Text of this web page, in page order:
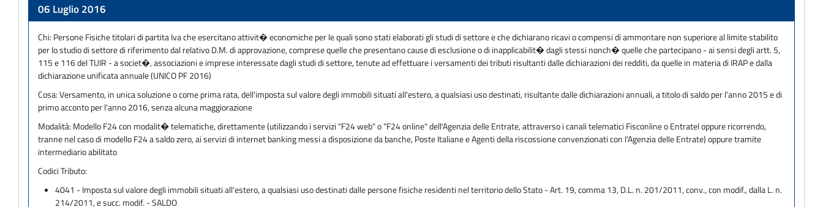
06 Luglio 2016
Chi: Persone Fisiche titolari di partita Iva che esercitano attivit� economiche per le quali sono stati elaborati gli studi di settore e che dichiarano ricavi o compensi di ammontare non superiore al limite stabilito
per lo studio di settore di riferimento dal relativo D.M. di approvazione, comprese quelle che presentano cause di esclusione o di inapplicabilit� dagli stessi nonch� quelle che partecipano - ai sensi degli artt. 5,
115 e 116 del TUIR - a societ�, associazioni e imprese interessate dagli studi di settore, tenute ad effettuare i versamenti dei tributi risultanti dalle dichiarazioni dei redditi, da quelle in materia di IRAP e dalla
dichiarazione unificata annuale (UNICO PF 2016)
Cosa:Versamento, in unica soluzione o come prima rata, dell'imposta sul valore degli immobili situati all'estero, a qualsiasi uso destinati, risultante dalle dichiarazioni annuali, a titolo di saldo per l'anno 2015 e di
primo acconto per l'anno 2016, senza alcuna maggiorazione
Modalità: Modello F24 con modalit� telematiche, direttamente (utilizzando i servizi "F24 web" o "F24 online" dell'Agenzia delle Entrate, attraverso i canali telematici Fisconline o Entratel oppure ricorrendo,
tranne nel caso di modello F24 a saldo zero, ai servizi di internet banking messi a disposizione da banche, Poste Italiane e Agenti della riscossione convenzionati con l'Agenzia delle Entrate) oppure tramite
intermediario abilitato
Codici Tributo:
4041 - Imposta sul valore degli immobili situati all'estero, a qualsiasi uso destinati dalle persone fisiche residenti nel territorio dello Stato - Art. 19, comma 13, D.L. n. 201/2011, conv., con modif., dalla L. n.
214/2011, e succ. modif. - SALDO